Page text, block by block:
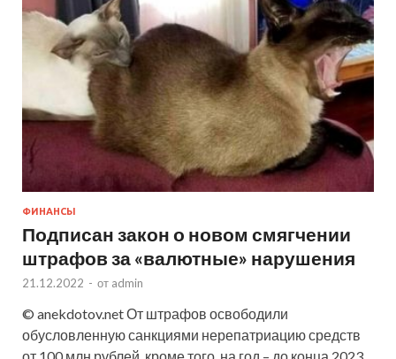
ФИНАНСЫ
Подписан закон о новом смягчении
штрафов за «валютные» нарушения
21.12.2022 - от admin
© anekdotov.net От штрафов освободили
обусловленную санкциями нерепатриацию средств
от 100 млн рублей, кроме того, на год – до конца 2023